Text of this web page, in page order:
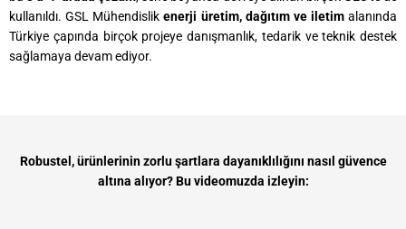
kullanıldı. GSL Mühendislikenerji üretim, dağıtım ve iletimalanında
Türkiye çapında birçok projeye danışmanlık, tedarik ve teknik destek
sağlamaya devam ediyor.
​Robustel, ürünlerinin zorlu şartlara dayanıklılığını nasıl güvence
altına alıyor? Bu videomuzda izleyin: